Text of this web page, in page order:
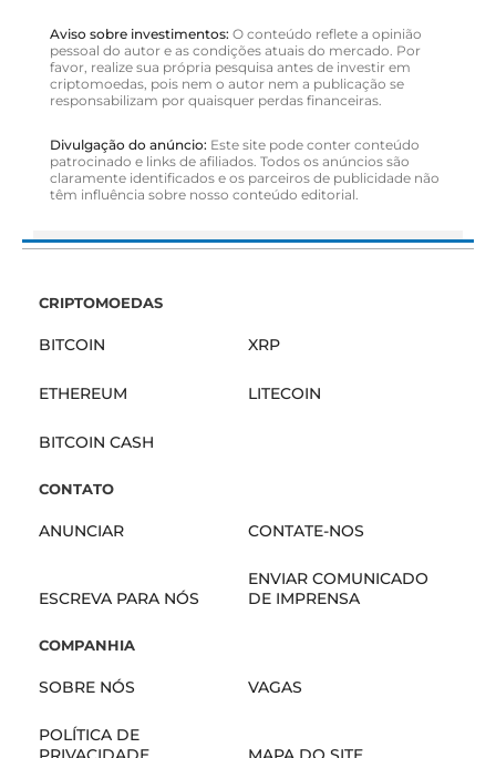
Aviso sobre investimentos: O conteúdo reflete a opinião
pessoal do autor e as condições atuais do mercado. Por
favor, realize sua própria pesquisa antes de investir em
criptomoedas, pois nem o autor nem a publicação se
responsabilizam por quaisquer perdas financeiras.
Divulgação do anúncio: Este site pode conter conteúdo
patrocinado e links de afiliados. Todos os anúncios são
claramente identificados e os parceiros de publicidade não
têm influência sobre nosso conteúdo editorial.
CRIPTOMOEDAS
BITCOIN XRP
ETHEREUM LITECOIN
BITCOIN CASH
CONTATO
ANUNCIAR CONTATE-NOS
ESCREVA PARA NÓS
ENVIAR COMUNICADO
DE IMPRENSA
COMPANHIA
SOBRE NÓS VAGAS
POLÍTICA DE